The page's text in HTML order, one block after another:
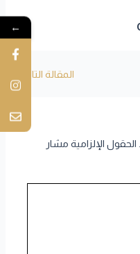
المقالة التالية
الحقول الإلزامية مشار
←